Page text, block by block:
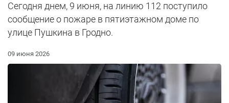
Сегодня днем, 9 июня, на линию 112 поступило
сообщение о пожаре в пятиэтажном доме по
улице Пушкина в Гродно.
09 июня 2026